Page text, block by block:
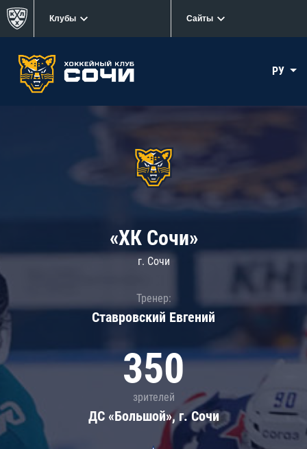
Клубы Сайты
РУ
«ХК Сочи»
г. Сочи
Тренер:
Ставровский Евгений
350
зрителей
ДС «Большой», г. Сочи